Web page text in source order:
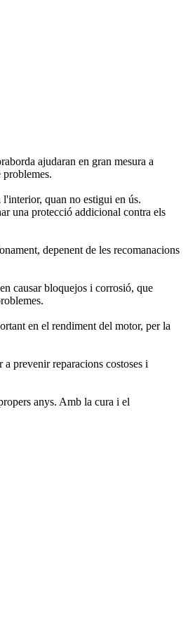
ajudaran en gran mesura a
quan no estigui en ús.
una protecció addicional contra els
depenent de les recomanacions
causar bloquejos i corrosió, que
en el rendiment del motor, per la
prevenir reparacions costoses i
anys. Amb la cura i el